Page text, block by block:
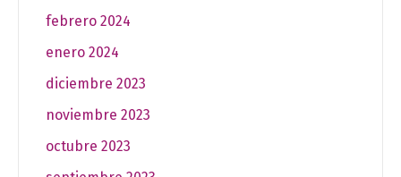
febrero 2024
enero 2024
diciembre 2023
noviembre 2023
octubre 2023